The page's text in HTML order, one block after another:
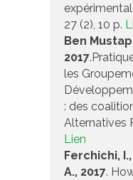
27 (2), 10 p.
Ben
2017
les
: des
Alternatives
Lien
Ferchichi,
A., 2017.